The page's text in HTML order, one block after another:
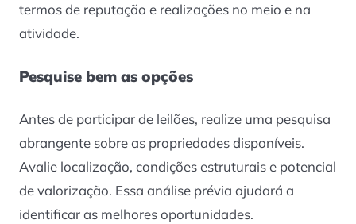
termos de reputação e realizações no meio e na
atividade.
Pesquise bem as opções
Antes de participar de leilões, realize uma pesquisa
abrangente sobre as propriedades disponíveis.
Avalie localização, condições estruturais e potencial
de valorização. Essa análise prévia ajudará a
identificar as melhores oportunidades.